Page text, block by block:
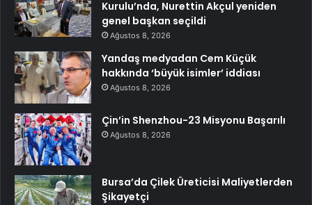
Kurulu’nda, Nurettin Akçul yeniden
genel başkan seçildi
Ağustos 8, 2026
Yandaş medyadan Cem Küçük
hakkında ‘büyük isimler’ iddiası
Ağustos 8, 2026
Çin’in Shenzhou-23 Misyonu Başarılı
Ağustos 8, 2026
Bursa’da Çilek Üreticisi Maliyetlerden
Şikayetçi